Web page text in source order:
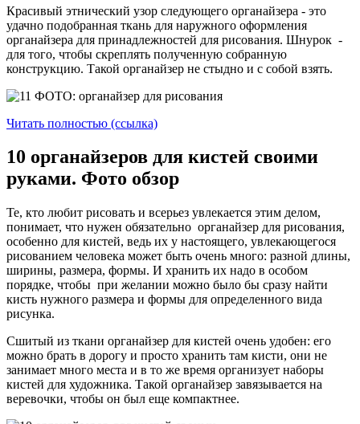
Красивый этнический узор следующего органайзера - это
удачно подобранная ткань для наружного оформления
органайзера для принадлежностей для рисования. Шнурок -
для того, чтобы скреплять полученную собранную
конструкцию. Такой органайзер не стыдно и с собой взять.
Читать полностью (ссылка)
10 органайзеров для кистей своими
руками. Фото обзор
Те, кто любит рисовать и всерьез увлекается этим делом,
понимает, что нужен обязательно органайзер для рисования,
особенно для кистей, ведь их у настоящего, увлекающегося
рисованием человека может быть очень много: разной длины,
ширины, размера, формы. И хранить их надо в особом
порядке, чтобы при желании можно было бы сразу найти
кисть нужного размера и формы для определенного вида
рисунка.
Сшитый из ткани органайзер для кистей очень удобен: его
можно брать в дорогу и просто хранить там кисти, они не
занимает много места и в то же время организует наборы
кистей для художника. Такой органайзер завязывается на
веревочки, чтобы он был еще компактнее.